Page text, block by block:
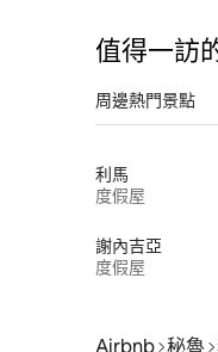
值得一訪
周邊熱門景點
利馬
度假屋
謝內吉亞
度假屋
Airbnb 秘魯